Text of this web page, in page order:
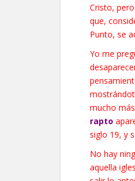
Cristo,
que,
Punto, se
Yo me
mucho
rapto
siglo 19, y
No hay
aquella